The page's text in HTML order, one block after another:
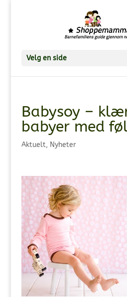
Velg en side
Babysoy –
babyer med
Aktuelt, Nyheter